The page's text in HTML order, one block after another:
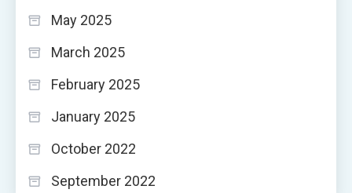
May 2025
March 2025
February 2025
January 2025
October 2022
September 2022